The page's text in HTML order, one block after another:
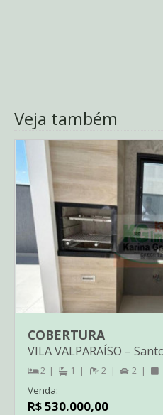
Veja também
COBERTURA
VILA VALPARAÍSO –
2 1 2 2
Venda:
R$ 530.000,00